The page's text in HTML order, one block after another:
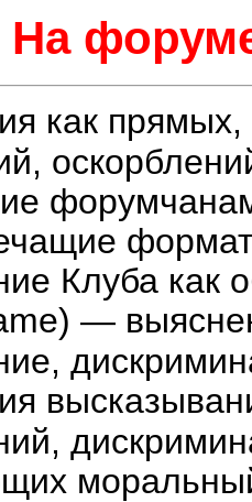
На
как
Клуба как
—